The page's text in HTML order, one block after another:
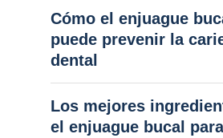
Cómo el enjuague
puede prevenir la
dental
Los mejores
el enjuague bucal para